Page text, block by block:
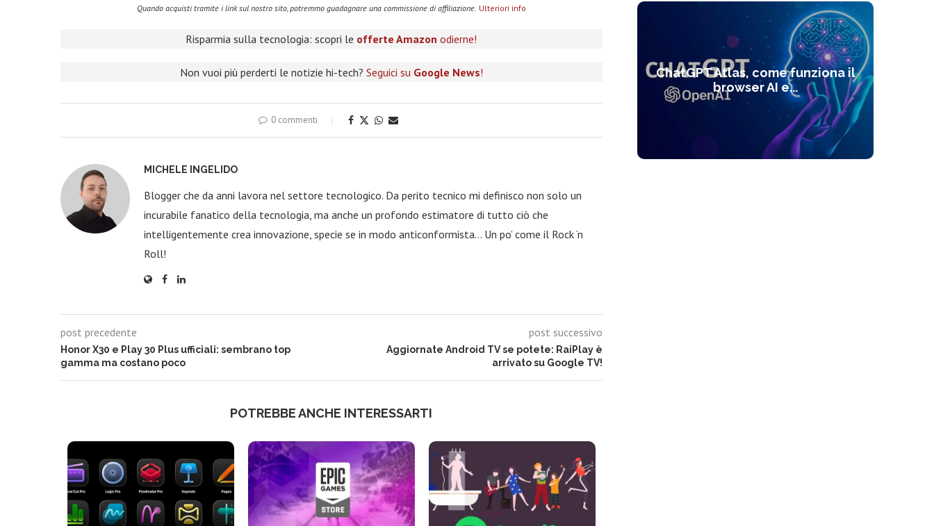
Quando acquisti tramite i link sul nostro sito, potremmo guadagnare una commissione di affiliazione. Ulteriori info
Risparmia sulla tecnologia: scopri le offerte Amazon odierne!
Non vuoi più perderti le notizie hi-tech? Seguici su Google News!
0 commenti
MICHELE INGELIDO
Blogger che da anni lavora nel settore tecnologico. Da perito tecnico mi definisco non solo un
incurabile fanatico della tecnologia, ma anche un profondo estimatore di tutto ciò che
intelligentemente crea innovazione, specie se in modo anticonformista… Un po’ come il Rock ‘n
Roll!
post precedente
Honor X30 e Play 30 Plus ufficiali: sembrano top
gamma ma costano poco
post successivo
Aggiornate Android TV se potete: RaiPlay è
arrivato su Google TV!
POTREBBE ANCHE INTERESSARTI
ChatGPT Atlas, come funziona il
browser AI e...